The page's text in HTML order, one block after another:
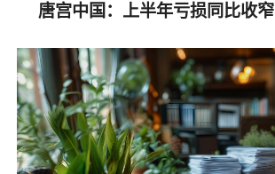
唐宫中国：上半年亏损同比收窄